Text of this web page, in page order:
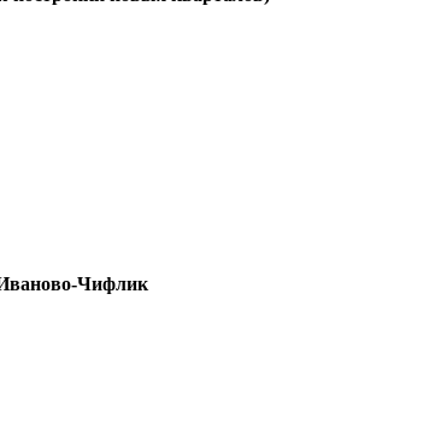
Иваново-Чифлик